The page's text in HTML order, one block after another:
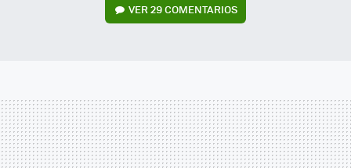
VER29 COMENTARIOS